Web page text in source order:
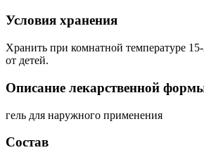
Условия хранения
Хранить при комнатной температуре
от детей.
Описание лекарственной
гель для наружного применения
Состав